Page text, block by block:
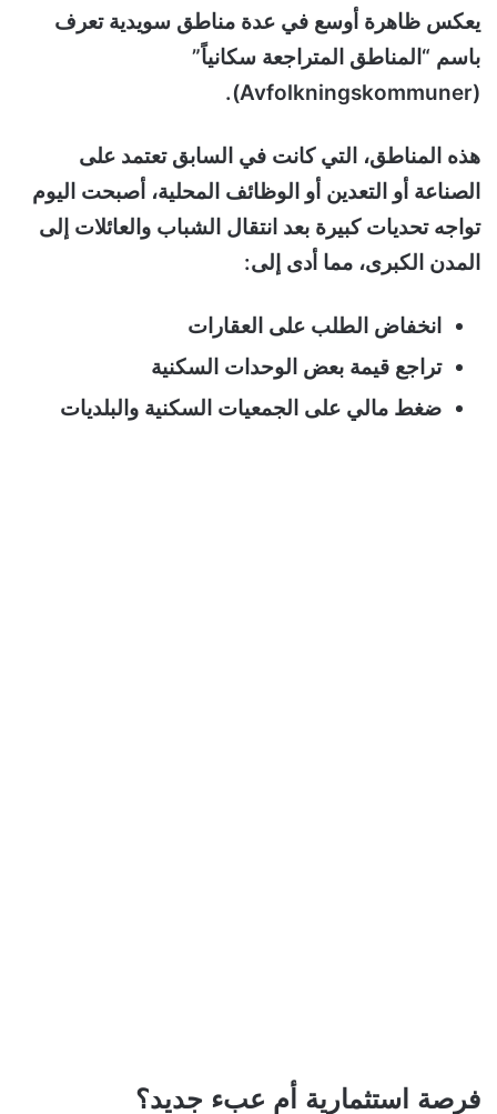
يعكس ظاهرة أوسع في عدة مناطق سويدية تعرف
باسم “المناطق المتراجعة سكانياً”
(Avfolkningskommuner).
هذه المناطق، التي كانت في السابق تعتمد على
الصناعة أو التعدين أو الوظائف المحلية، أصبحت اليوم
تواجه تحديات كبيرة بعد انتقال الشباب والعائلات إلى
المدن الكبرى، مما أدى إلى:
انخفاض الطلب على العقارات
تراجع قيمة بعض الوحدات السكنية
ضغط مالي على الجمعيات السكنية والبلديات
فرصة استثمارية أم عبء جديد؟